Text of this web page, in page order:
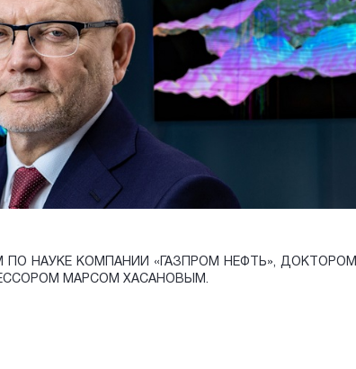
НАУКЕ КОМПАНИИ «ГАЗПРОМ НЕФТЬ», ДОКТОРОМ
МАРСОМ ХАСАНОВЫМ.